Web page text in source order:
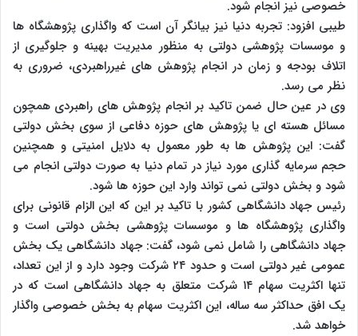
خصوصی نیز انجام شود.
طیبی افزود: تجربه دنیا نیز بیانگر آن است که واگذاری پژوهشگاه ها
و موسسات پژوهشی دولتی به منظور مدیریت بهینه و جلوگیری از
اتلاف بودجه و زمان در انجام پژوهش های غیرراهبردی، ضروری به
نظر می رسد.
وی در عین حال ضمن تاکید بر انجام پژوهش های راهبردی همچون
مسائل هسته ای یا پژوهش های حوزه دفاعی از سوی بخش دولتی
گفت: این پژوهش ها به طور معمول به دلایل امنیتی و همچنین
حجم سرمایه گذاری مورد نیاز در تمام دنیا به صورت دولتی انجام می
شود و بخش دولتی نمی تواند وارد این حوزه ها شود.
رئیس جهاد دانشگاهی کشور با تاکید بر این که این الزام قانونی برای
واگذاری پژوهشگاه ها و موسسات پژوهشی بخش دولتی است و
جهاد دانشگاهی را شامل نمی شود، گفت: جهاد دانشگاهی یک بخش
عمومی غیر دولتی است و حدود ۲۴ شرکت وجود دارد و از این تعداد،
تنها اکثریت سهام ۱۴ شرکت متعلق به جهاد دانشگاهی است که در
یک افق حداکثر سه ساله، این اکثریت سهام به بخش خصوصی واگذار
خواهد شد.